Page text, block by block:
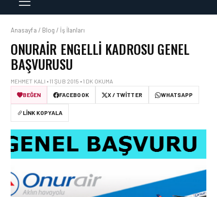
Anasayfa / Blog / İş İlanları
ONURAIR ENGELLI KADROSU GENEL
BAŞVURUSU
MEHMET KALI • 11 ŞUB 2015 • 1 DK OKUMA
BEĞEN
FACEBOOK X / TWITTER WHATSAPP
LINK KOPYALA